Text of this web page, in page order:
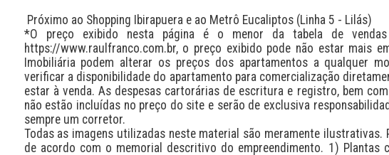
*O preço exibido nesta página é o menor da tabela de
https://www.raulfranco.com.br, o preço exibido pode não estar mais
Imobiliária podem alterar os preços dos apartamentos a qualquer
verificar a disponibilidade do apartamento para comercialização
estar à venda. As despesas cartorárias de escritura e registro, bem
não estão incluídas no preço do site e serão de exclusiva
sempre um corretor.
Todas as imagens utilizadas neste material são meramente
de acordo com o memorial descritivo do empreendimento. 1) Plantas